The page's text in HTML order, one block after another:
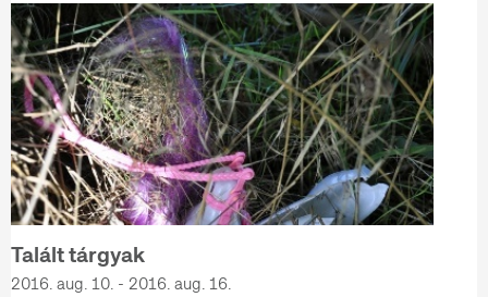
Talált tárgyak
2016. aug. 10. - 2016. aug. 16.